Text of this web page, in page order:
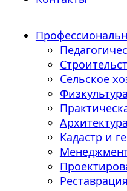
Сельское
Кадастр и
Реставрация